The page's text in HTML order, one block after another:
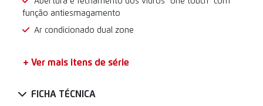
função antiesmagamento
Ar condicionado dual zone
+ Ver mais itens de série
FICHA TÉCNICA